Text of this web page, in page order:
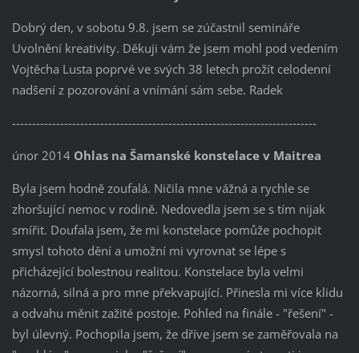
Dobrý den, v sobotu 9.8. jsem se zúčastnil semináře
Uvolnění kreativity. Děkuji vám že jsem mohl pod vedením
Vojtěcha Lusta poprvé ve svých 38 letech prožít celodenní
nadšení z pozorování a vnímání sám sebe. Radek
----------------------------------------------------------------------------
únor 2014 Ohlas na Šamanské konstelace v Maitrea
Byla jsem hodně zoufalá. Ničila mne vážná a rychle se
zhoršující nemoc v rodině. Nedovedla jsem se s tím nijak
smířit. Doufala jsem, že mi konstelace pomůže pochopit
smysl tohoto dění a umožní mi vyrovnat se lépe s
přicházející bolestnou realitou. Konstelace byla velmi
názorná, silná a pro mne překvapující. Přinesla mi více klidu
a odvahu měnit zažité postoje. Pohled na finále - "řešení" -
byl úlevný. Pochopila jsem, že dříve jsem se zaměřovala na